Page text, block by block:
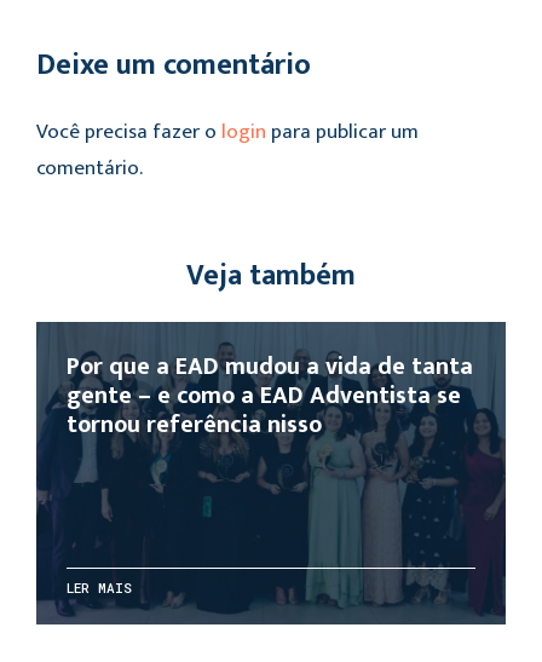
Deixe um comentário
Você precisa fazer o login para publicar um
comentário.
Veja também
Por que a EAD mudou a vida de tanta
gente – e como a EAD Adventista se
tornou referência nisso
LER MAIS